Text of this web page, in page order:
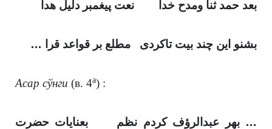
بعد حمد ثنا ومدح خدا نعت پیغمبر دلیل هدا
بشنو این چند بیت تاکردی مطلع بر قواعد قرا …
Асар сўнги (в. 4а) :
… بهر عبدالرؤف كردم نظم بعنايات حضرت